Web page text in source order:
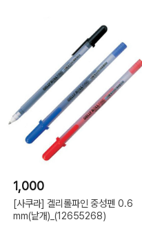
1,000
[사쿠라] 겔리롤파인 중성펜 0.6
mm(낱개)_(12655268)